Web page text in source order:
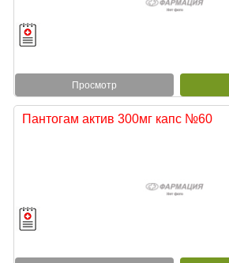
Просмотр
Пантогам актив 300мг капс №60